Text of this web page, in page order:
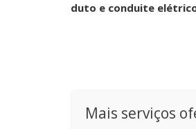
duto e conduite
Mais serviços